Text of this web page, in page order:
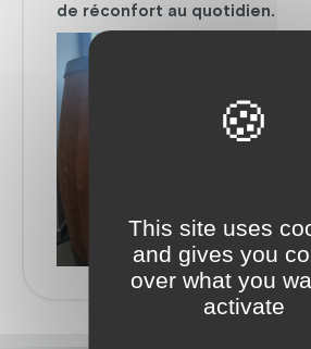
de réconfort au quotidien.
This site uses
and gives you
over what you
activate